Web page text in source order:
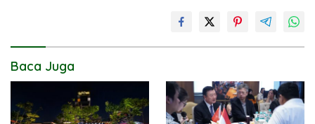
Baca Juga